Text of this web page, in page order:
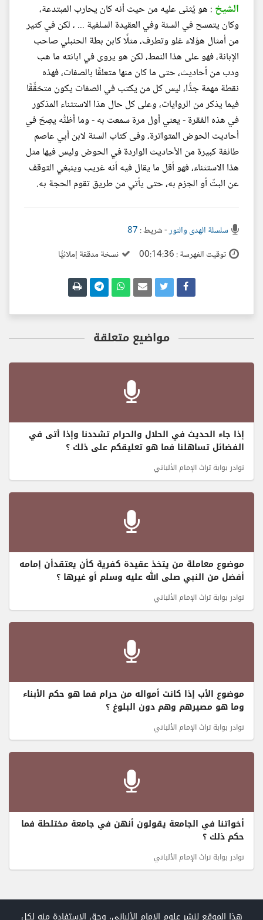
الشيخ : هو يُثنَى عليه من حيث أنه كان يحارب المبتدعة،
وكان يتمسح في السنة وفي العقيدة السلفية ... ، لكن في كثير
من أمثال هؤلاء غلو وتطرف، مثلًا كابن بطة الحنبلي صاحب
الإبانة، فهو على هذا النمط، لكن هو يروى في ابانته ما هب
ودب من أحاديث، حتى ما كان منها متعلقًا بالصفات، فهذه
نقطة مهمة جدًّا، ليس كل من يكتب في الصفات يكون متحَقِّقًا
فيما يذكر من الروايات، وعلى كل حال هذا الاستثناء المذكور
في هذه الفقرة - يعني أول مرة سمعت به - وما أظنُّه يصِحّ في
أحاديث الحوض المتواترة، وفى كتاب السنة لابن أبي عاصم
طائفة كبيرة من الأحاديث الواردة في الحوض وليس فيها مثل
هذا الاستثناء، فهو أقل ما يقال فيه أنه غريب وينبغي التوقف
عن البتّ أو الجزم به، حتى يأتي من طريق تقوم الحجة به.
سلسلة الهدى والنور- شريط :87
توقيت الفهرسة : 00:14:36
نسخة مدققة إملائيًّا
مواضيع متعلقة
إذا جاء الحديث في الحلال والحرام تشددنا وإذا أتى في
الفضائل تساهلنا فما هو تعليقكم على ذلك ؟
نوادر بوابة تراث الإمام الألباني
موضوع معاملة من يتخذ عقيدة كفرية كأن يعتقدأن إمامه
أفضل من النبي صلى الله عليه وسلم أو غيرها ؟
نوادر بوابة تراث الإمام الألباني
موضوع الأب إذا كانت أمواله من حرام فما هو حكم الأبناء
وما هو مصيرهم وهم دون البلوغ ؟
نوادر بوابة تراث الإمام الألباني
أخواتنا في الجامعة يقولون أنهن في جامعة مختلطة فما
حكم ذلك ؟
نوادر بوابة تراث الإمام الألباني
هذا الموقع لنشر علوم الإمام الألباني، وحق الاستفادة منه لكل